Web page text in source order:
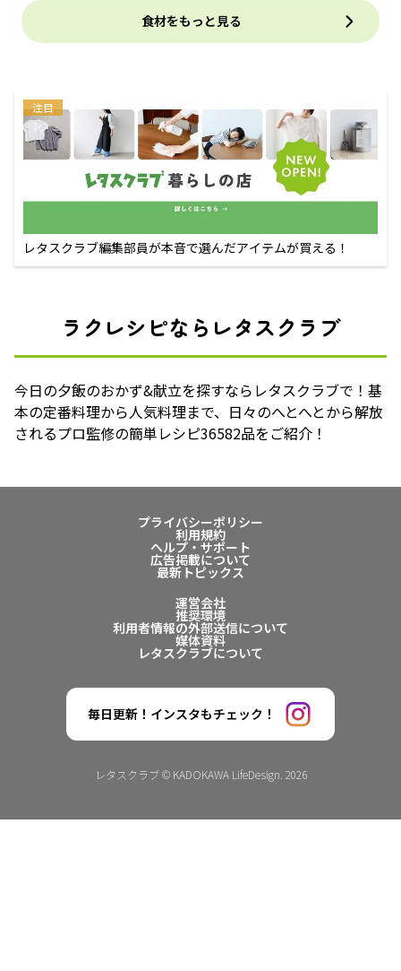
食材をもっと見る
注目
レタスクラブ編集部員が本音で選んだアイテムが買える！
ラクレシピならレタスクラブ
今日の夕飯のおかず&献立を探すならレタスクラブで！基
本の定番料理から人気料理まで、日々のへとへとから解放
されるプロ監修の簡単レシピ36582品をご紹介！
プライバシーポリシー
利用規約
ヘルプ・サポート
広告掲載について
最新トピックス
運営会社
推奨環境
利用者情報の外部送信について
媒体資料
レタスクラブについて
毎日更新！インスタもチェック！
レタスクラブ © KADOKAWA LifeDesign. 2026